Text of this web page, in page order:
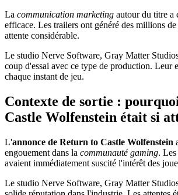
La communication marketing autour du titre a
efficace. Les trailers ont généré des millions de
attente considérable.
Le studio Nerve Software, Gray Matter
coup d'essai avec ce type de production. Leur
chaque instant de jeu.
Contexte de sortie :
Castle Wolfenstein était si
L'annonce de Return to Castle Wolfenstein
engouement dans la communauté gaming. Les
avaient immédiatement suscité l'intérêt des
Le studio Nerve Software, Gray Matter